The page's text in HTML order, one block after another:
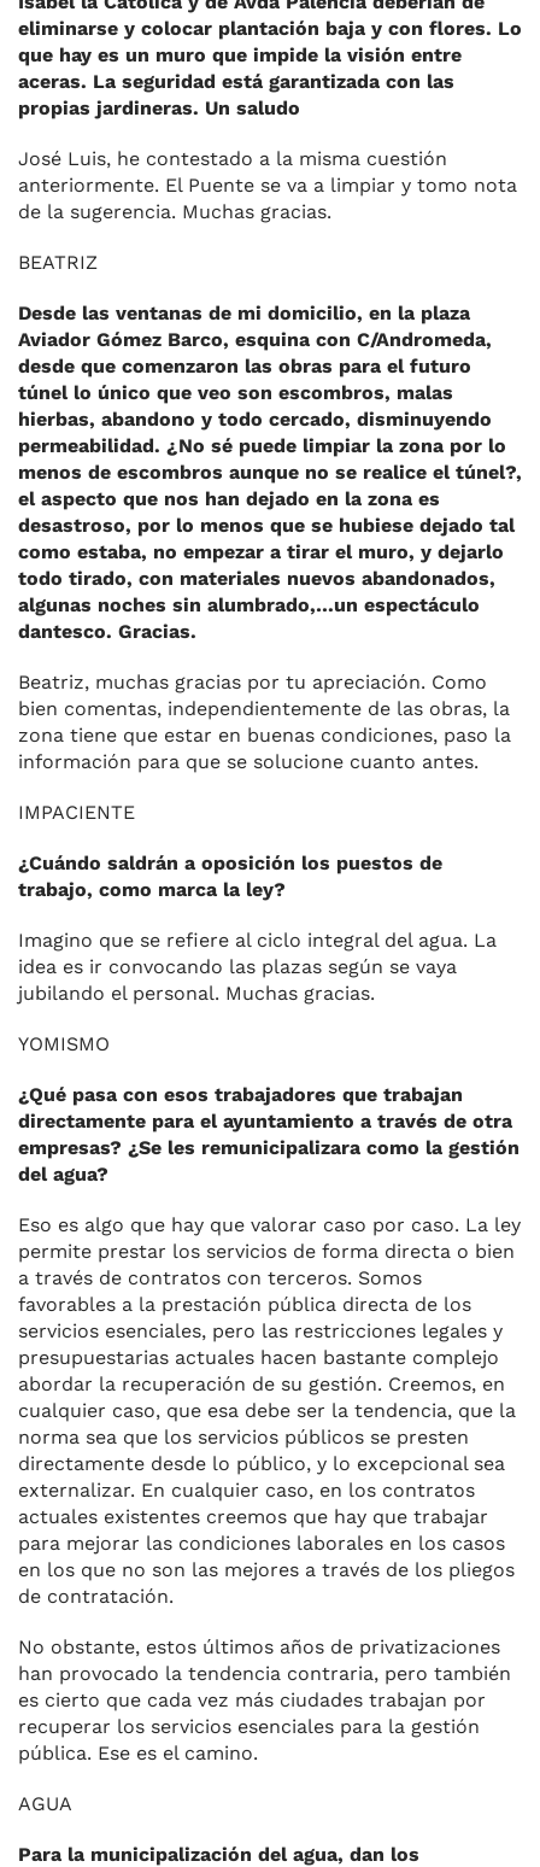
eliminarse y colocar plantación baja y con flores. Lo
que hay es un muro que impide la visión entre
aceras. La seguridad está garantizada con las
propias jardineras. Un saludo
José Luis, he contestado a la misma cuestión
anteriormente. El Puente se va a limpiar y tomo nota
de la sugerencia. Muchas gracias.
BEATRIZ
Desde las ventanas de mi domicilio, en la plaza
Aviador Gómez Barco, esquina con C/Andromeda,
desde que comenzaron las obras para el futuro
túnel lo único que veo son escombros, malas
hierbas, abandono y todo cercado, disminuyendo
permeabilidad. ¿No sé puede limpiar la zona por lo
menos de escombros aunque no se realice el túnel?,
el aspecto que nos han dejado en la zona es
desastroso, por lo menos que se hubiese dejado tal
como estaba, no empezar a tirar el muro, y dejarlo
todo tirado, con materiales nuevos abandonados,
algunas noches sin alumbrado,…un espectáculo
dantesco. Gracias.
Beatriz, muchas gracias por tu apreciación. Como
bien comentas, independientemente de las obras, la
zona tiene que estar en buenas condiciones, paso la
información para que se solucione cuanto antes.
IMPACIENTE
¿Cuándo saldrán a oposición los puestos de
trabajo, como marca la ley?
Imagino que se refiere al ciclo integral del agua. La
idea es ir convocando las plazas según se vaya
jubilando el personal. Muchas gracias.
YOMISMO
¿Qué pasa con esos trabajadores que trabajan
directamente para el ayuntamiento a través de otra
empresas? ¿Se les remunicipalizara como la gestión
del agua?
Eso es algo que hay que valorar caso por caso. La ley
permite prestar los servicios de forma directa o bien
a través de contratos con terceros. Somos
favorables a la prestación pública directa de los
servicios esenciales, pero las restricciones legales y
presupuestarias actuales hacen bastante complejo
abordar la recuperación de su gestión. Creemos, en
cualquier caso, que esa debe ser la tendencia, que la
norma sea que los servicios públicos se presten
directamente desde lo público, y lo excepcional sea
externalizar. En cualquier caso, en los contratos
actuales existentes creemos que hay que trabajar
para mejorar las condiciones laborales en los casos
en los que no son las mejores a través de los pliegos
de contratación.
No obstante, estos últimos años de privatizaciones
han provocado la tendencia contraria, pero también
es cierto que cada vez más ciudades trabajan por
recuperar los servicios esenciales para la gestión
pública. Ese es el camino.
AGUA
Para la municipalización del agua, dan los